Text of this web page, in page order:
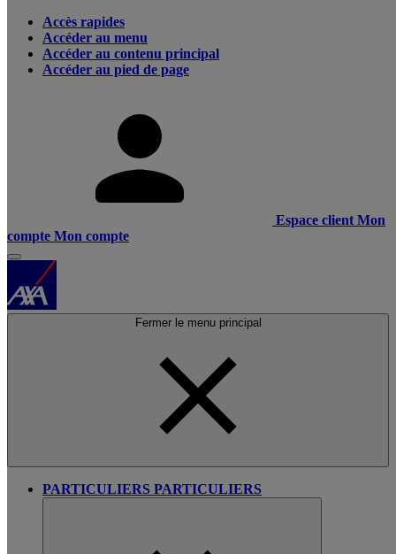
Accès rapides
Accéder au menu
Accéder au contenu principal
Accéder au pied de page
Espace client Mon
compte Mon compte
Fermer le menu principal
PARTICULIERS PARTICULIERS